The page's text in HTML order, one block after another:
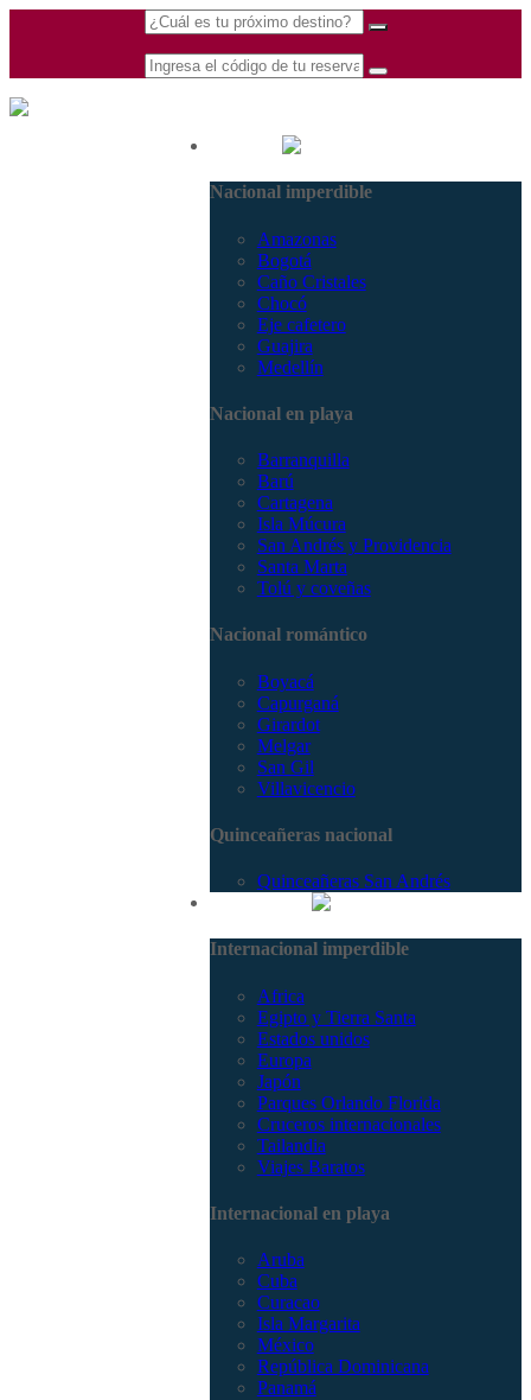
Nacional imperdible
Amazonas
Bogotá
Caño Cristales
Chocó
Eje cafetero
Guajira
Medellín
Nacional en playa
Barranquilla
Barú
Cartagena
Isla Múcura
San Andrés y Providencia
Santa Marta
Tolú y coveñas
Nacional romántico
Boyacá
Capurganá
Girardot
Melgar
San Gil
Villavicencio
Quinceañeras nacional
Quinceañeras San Andrés
Internacional imperdible
Africa
Egipto y Tierra Santa
Estados unidos
Europa
Japón
Parques Orlando Florida
Cruceros internacionales
Tailandia
Viajes Baratos
Internacional en playa
Aruba
Cuba
Curacao
Isla Margarita
México
República Dominicana
Panamá